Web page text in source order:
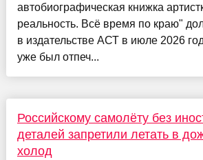
автобиографическая книжка
реальность. Всё время по краю"
в издательстве АСТ в июле 2026
уже был отпеч...
Российскому самолёту без
деталей запретили летать в
холод